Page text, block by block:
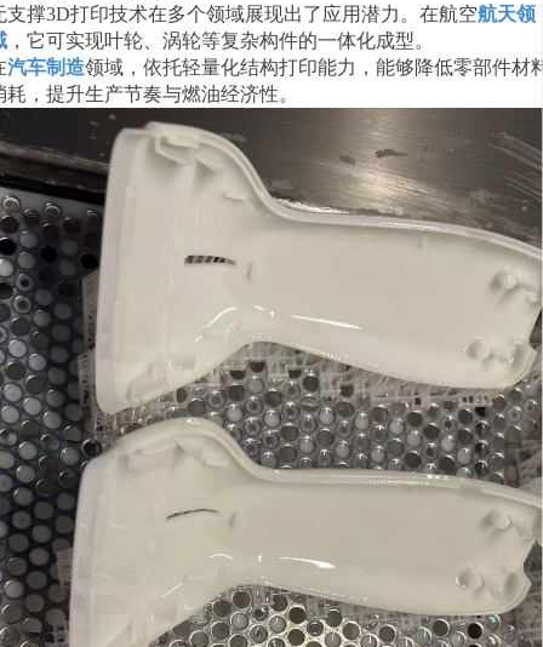
支撑3D打印技术在多个领域展现出了应用潜力。在航空航天领
，它可实现叶轮、涡轮等复杂构件的一体化成型。
汽车制造领域，依托轻量化结构打印能力，能够降低零部件材
耗，提升生产节奏与燃油经济性。